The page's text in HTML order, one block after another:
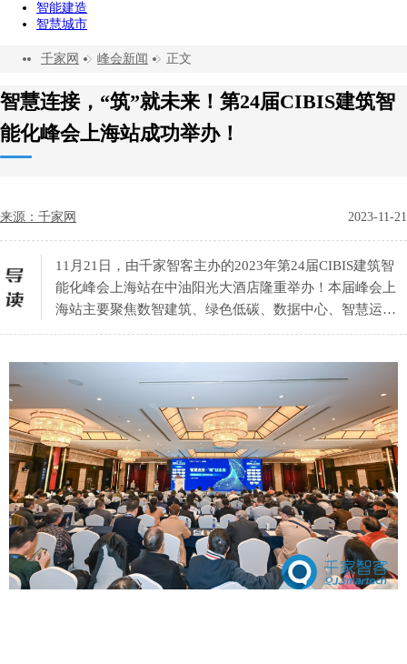
智能建造
智慧城市
千家网 峰会新闻 正文
智慧连接，“筑”就未来！第24届CIBIS建筑智
能化峰会上海站成功举办！
来源：千家网 2023-11-21
11月21日，由千家智客主办的2023年第24届CIBIS建筑智
能化峰会上海站在中油阳光大酒店隆重举办！本届峰会上
海站主要聚焦数智建筑、绿色低碳、数据中心、智慧运
维、智能家居等热点话题……